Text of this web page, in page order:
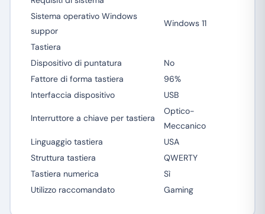
Sistema operativo Windows
suppor
Windows 11
Tastiera
Dispositivo di puntatura
No
Fattore di forma tastiera
96%
Interfaccia dispositivo
USB
Interruttore a chiave per tastiera
Optico-
Meccanico
Linguaggio tastiera
USA
Struttura tastiera
QWERTY
Tastiera numerica
Sì
Utilizzo raccomandato
Gaming